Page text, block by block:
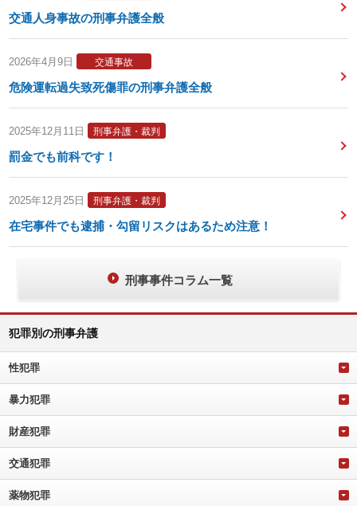
交通人身事故の刑事弁護全般
2026年4月9日 交通事故
危険運転過失致死傷罪の刑事弁護全般
2025年12月11日 刑事弁護・裁判
罰金でも前科です！
2025年12月25日 刑事弁護・裁判
在宅事件でも逮捕・勾留リスクはあるため注意！
刑事事件コラム一覧
犯罪別の刑事弁護
性犯罪
暴力犯罪
財産犯罪
交通犯罪
薬物犯罪